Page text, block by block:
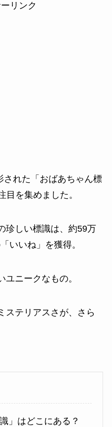
リンク
された「おばあちゃん標
目を集めました。
珍しい標識は、約59万
いいね」を獲得。
ニークなもの。
ステリアスさが、さら
」はどこにある？